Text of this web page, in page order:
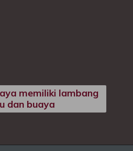
memiliki lambang
dan buaya